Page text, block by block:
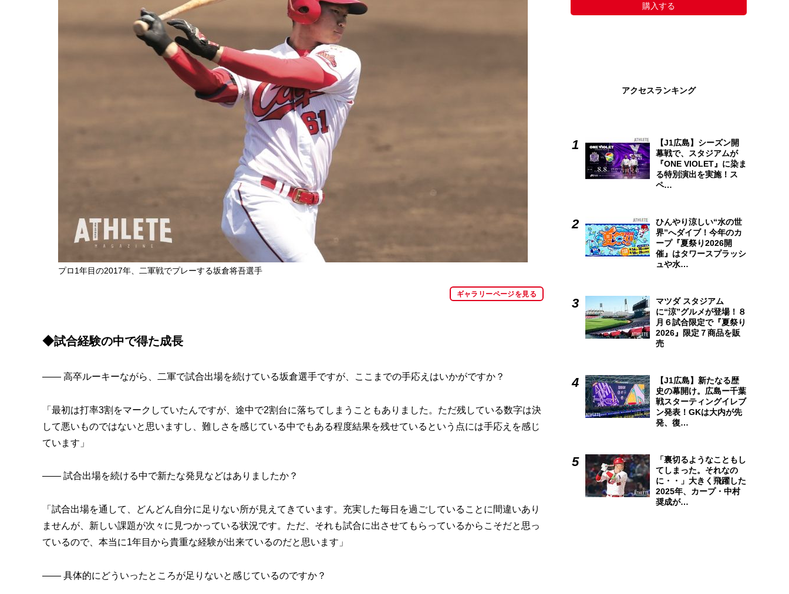
プロ1年目の2017年、二軍戦でプレーする坂倉将吾選手
ギャラリーページを見る
◆試合経験の中で得た成長
―― 高卒ルーキーながら、二軍で試合出場を続けている坂倉選手ですが、ここまでの手応えはいかがですか？
「最初は打率3割をマークしていたんですが、途中で2割台に落ちてしまうこともありました。ただ残している数字は決
して悪いものではないと思いますし、難しさを感じている中でもある程度結果を残せているという点には手応えを感じ
ています」
―― 試合出場を続ける中で新たな発見などはありましたか？
「試合出場を通して、どんどん自分に足りない所が見えてきています。充実した毎日を過ごしていることに間違いあり
ませんが、新しい課題が次々に見つかっている状況です。ただ、それも試合に出させてもらっているからこそだと思っ
ているので、本当に1年目から貴重な経験が出来ているのだと思います」
―― 具体的にどういったところが足りないと感じているのですか？
購入する
アクセスランキング
【J1広島】シーズン開
幕戦で、スタジアムが
『ONE VIOLET』に染ま
る特別演出を実施！ス
ペ…
ひんやり涼しい“水の世
界”へダイブ！今年のカ
ープ『夏祭り2026開
催』はタワースプラッシ
ュや水…
マツダ スタジアム
に“涼”グルメが登場！８
月６試合限定で『夏祭り
2026』限定７商品を販
売
【J1広島】新たなる歴
史の幕開け。広島ー千葉
戦スターティングイレブ
ン発表！GKは大内が先
発、復…
「裏切るようなこともし
てしまった。それなの
に・・」大きく飛躍した
2025年、カープ・中村
奨成が…